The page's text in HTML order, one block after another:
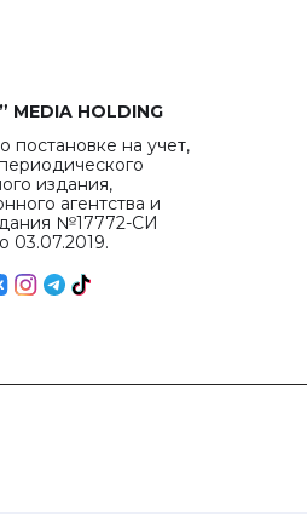
MEDIA HOLDING
постановке на учет,
издания,
агентства и
№17772-СИ
03.07.2019.